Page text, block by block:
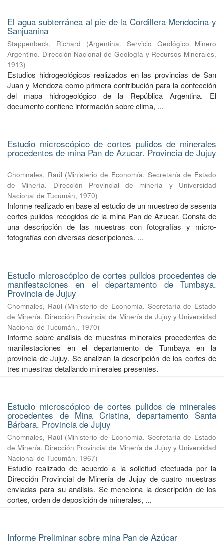
El agua subterránea al pie de la Cordillera Mendocina y
Sanjuanina
Stappenbeck, Richard (Argentina. Servicio Geológico Minero
Argentino. Dirección Nacional de Geología y Recursos Minerales,
1913)
Estudios hidrogeológicos realizados en las provincias de San
Juan y Mendoza como primera contribución para la confección
del mapa hidrogeológico de la República Argentina. El
documento contiene información sobre clima, ...
Estudio microscópico de cortes pulidos de minerales
procedentes de mina Pan de Azucar. Provincia de Jujuy
Chomnales, Raúl (Ministerio de Economía. Secretaría de Estado
de Minería. Dirección Provincial de minería y Universidad
Nacional de Tucumán, 1970)
Informe realizado en base al estudio de un muestreo de sesenta
cortes pulidos recogidos de la mina Pan de Azucar. Consta de
una descripción de las muestras con fotografías y micro-
fotografías con diversas descripciones. ...
Estudio microscópico de cortes pulidos procedentes de
manifestaciones en el departamento de Tumbaya.
Provincia de Jujuy
Chomnales, Raúl (Ministerio de Economía. Secretaría de Estado
de Minería. Dirección Provincial de Minería de Jujuy y Universidad
Nacional de Tucumán., 1970)
Informe sobre análisis de muestras minerales procedentes de
manifestaciones en el departamento de Tumbaya en la
provincia de Jujuy. Se analizan la descripción de los cortes de
tres muestras detallando minerales presentes.
Estudio microscópico de cortes pulidos de minerales
procedentes de Mina Cristina, departamento Santa
Bárbara. Provincia de Jujuy
Chomnales, Raúl (Ministerio de Economía. Secretaría de Estado
de Minería. Dirección Provincial de Minería de Jujuy y Universidad
Nacional de Tucumán, 1967)
Estudio realizado de acuerdo a la solicitud efectuada por la
Dirección Provincial de Minería de Jujuy de cuatro muestras
enviadas para su análisis. Se menciona la descripción de los
cortes, orden de deposición de minerales, ...
Informe Preliminar sobre mina Pan de Azúcar